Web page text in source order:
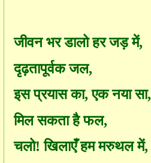
जीवन भर डालो हर जड़ में,
दृढ़तापूर्वक जल,
इस प्रयास का,एक नया सा,
मिल सकता है फल,
चलो! खिलाएँ हम मरुथल में,